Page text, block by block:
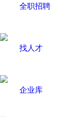
全职招聘
找人才
企业库